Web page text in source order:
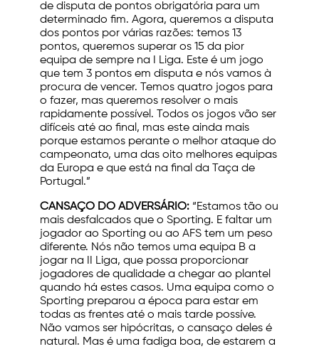
de disputa de pontos obrigatória para um
determinado fim. Agora, queremos a disputa
dos pontos por várias razões: temos 13
pontos, queremos superar os 15 da pior
equipa de sempre na I Liga. Este é um jogo
que tem 3 pontos em disputa e nós vamos à
procura de vencer. Temos quatro jogos para
o fazer, mas queremos resolver o mais
rapidamente possível. Todos os jogos vão ser
difíceis até ao final, mas este ainda mais
porque estamos perante o melhor ataque do
campeonato, uma das oito melhores equipas
da Europa e que está na final da Taça de
Portugal.”
CANSAÇO DO ADVERSÁRIO: “Estamos tão ou
mais desfalcados que o Sporting. E faltar um
jogador ao Sporting ou ao AFS tem um peso
diferente. Nós não temos uma equipa B a
jogar na II Liga, que possa proporcionar
jogadores de qualidade a chegar ao plantel
quando há estes casos. Uma equipa como o
Sporting preparou a época para estar em
todas as frentes até o mais tarde possíve.
Não vamos ser hipócritas, o cansaço deles é
natural. Mas é uma fadiga boa, de estarem a